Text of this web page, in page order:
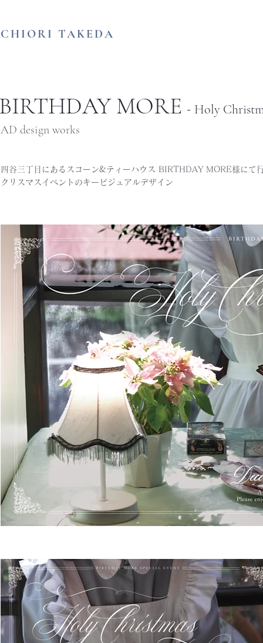
MORE - Holy
design works
四谷三丁目にあるスコーン&ティーハウス BIRTHDAY MORE様にて
クリスマスイベントのキービジュアルデザイン
​CHIORI TAKEDA